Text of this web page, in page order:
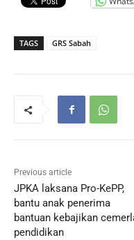
TAGS GRS Sabah
Previous article
JPKA laksana Pro-KePP,
bantu anak penerima
bantuan kebajikan
pendidikan